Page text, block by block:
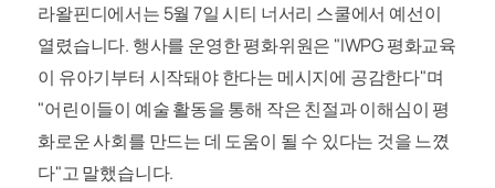
라왈핀디에서는 5월 7일 시티 너서리 스쿨에서 예선이
열렸습니다. 행사를 운영한 평화위원은 "IWPG 평화교육
이 유아기부터 시작돼야 한다는 메시지에 공감한다"며
"어린이들이 예술 활동을 통해 작은 친절과 이해심이 평
화로운 사회를 만드는 데 도움이 될 수 있다는 것을 느꼈
다"고 말했습니다.